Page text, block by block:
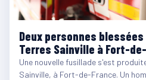
Deux personnes
Terres Sainville à Fort-
Une nouvelle fusillade s'est
Sainville, à Fort-de-France. Un